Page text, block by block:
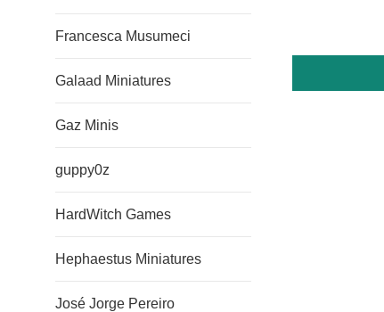
Francesca Musumeci
Galaad Miniatures
Gaz Minis
guppy0z
HardWitch Games
Hephaestus Miniatures
José Jorge Pereiro